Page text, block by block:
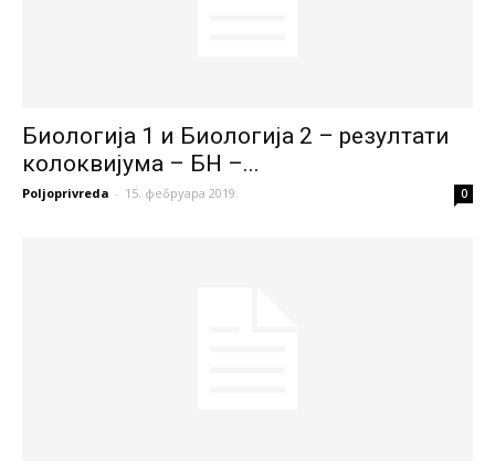
Биологија 1 и Биологија 2 – резултати
колоквијума – БН –...
Poljoprivreda - 15. фебруара 2019. 0